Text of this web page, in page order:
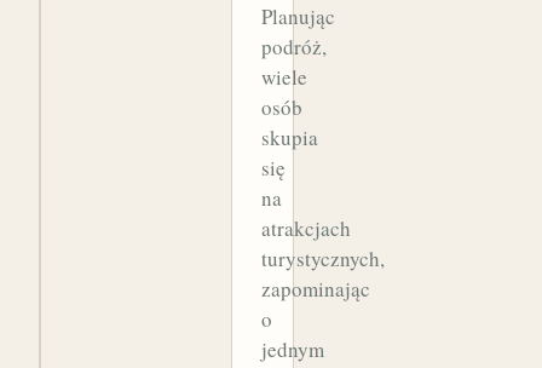
Planując
podróż,
wiele
osób
skupia
się
na
atrakcjach
turystycznych,
zapominając
o
jednym